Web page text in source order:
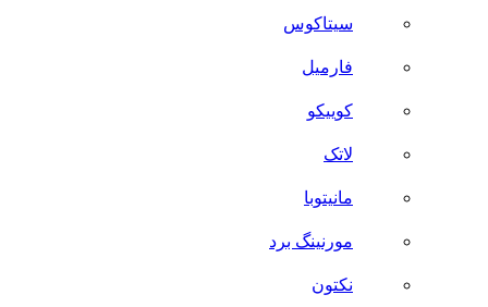
سیتاکوس
فارمیل
کوییکو
لاتک
مانیتوبا
مورنینگ برد
نکتون